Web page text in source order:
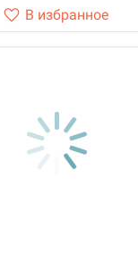
В избранное